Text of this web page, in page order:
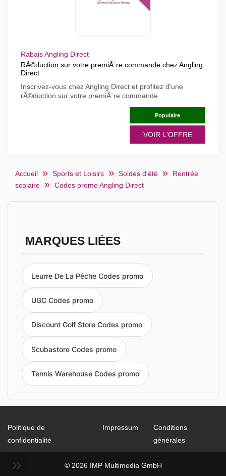
Rabais Angling Direct
RÃ©duction sur votre premiÃ¨re commande chez Angling
Direct
Inscrivez-vous chez Angling Direct et profitez d'une
rÃ©duction sur votre premiÃ¨re commande
Populaire
VOIR L'OFFRE
Accueil Sports et Loisirs Soldes d'été
Rentrée
scolaire
Codes promo Angling Direct
MARQUES LIÉES
Leurre De La Pêche Codes promo
UGC Codes promo
Discount Golf Store Codes promo
Scubastore Codes promo
Tennis Warehouse Codes promo
Politique de
confidentialité
Impressum
Conditions
générales
© 2026 IMP Multimedia GmbH